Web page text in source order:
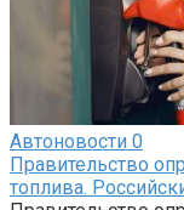
Автоновости 0
Правительство
топлива.